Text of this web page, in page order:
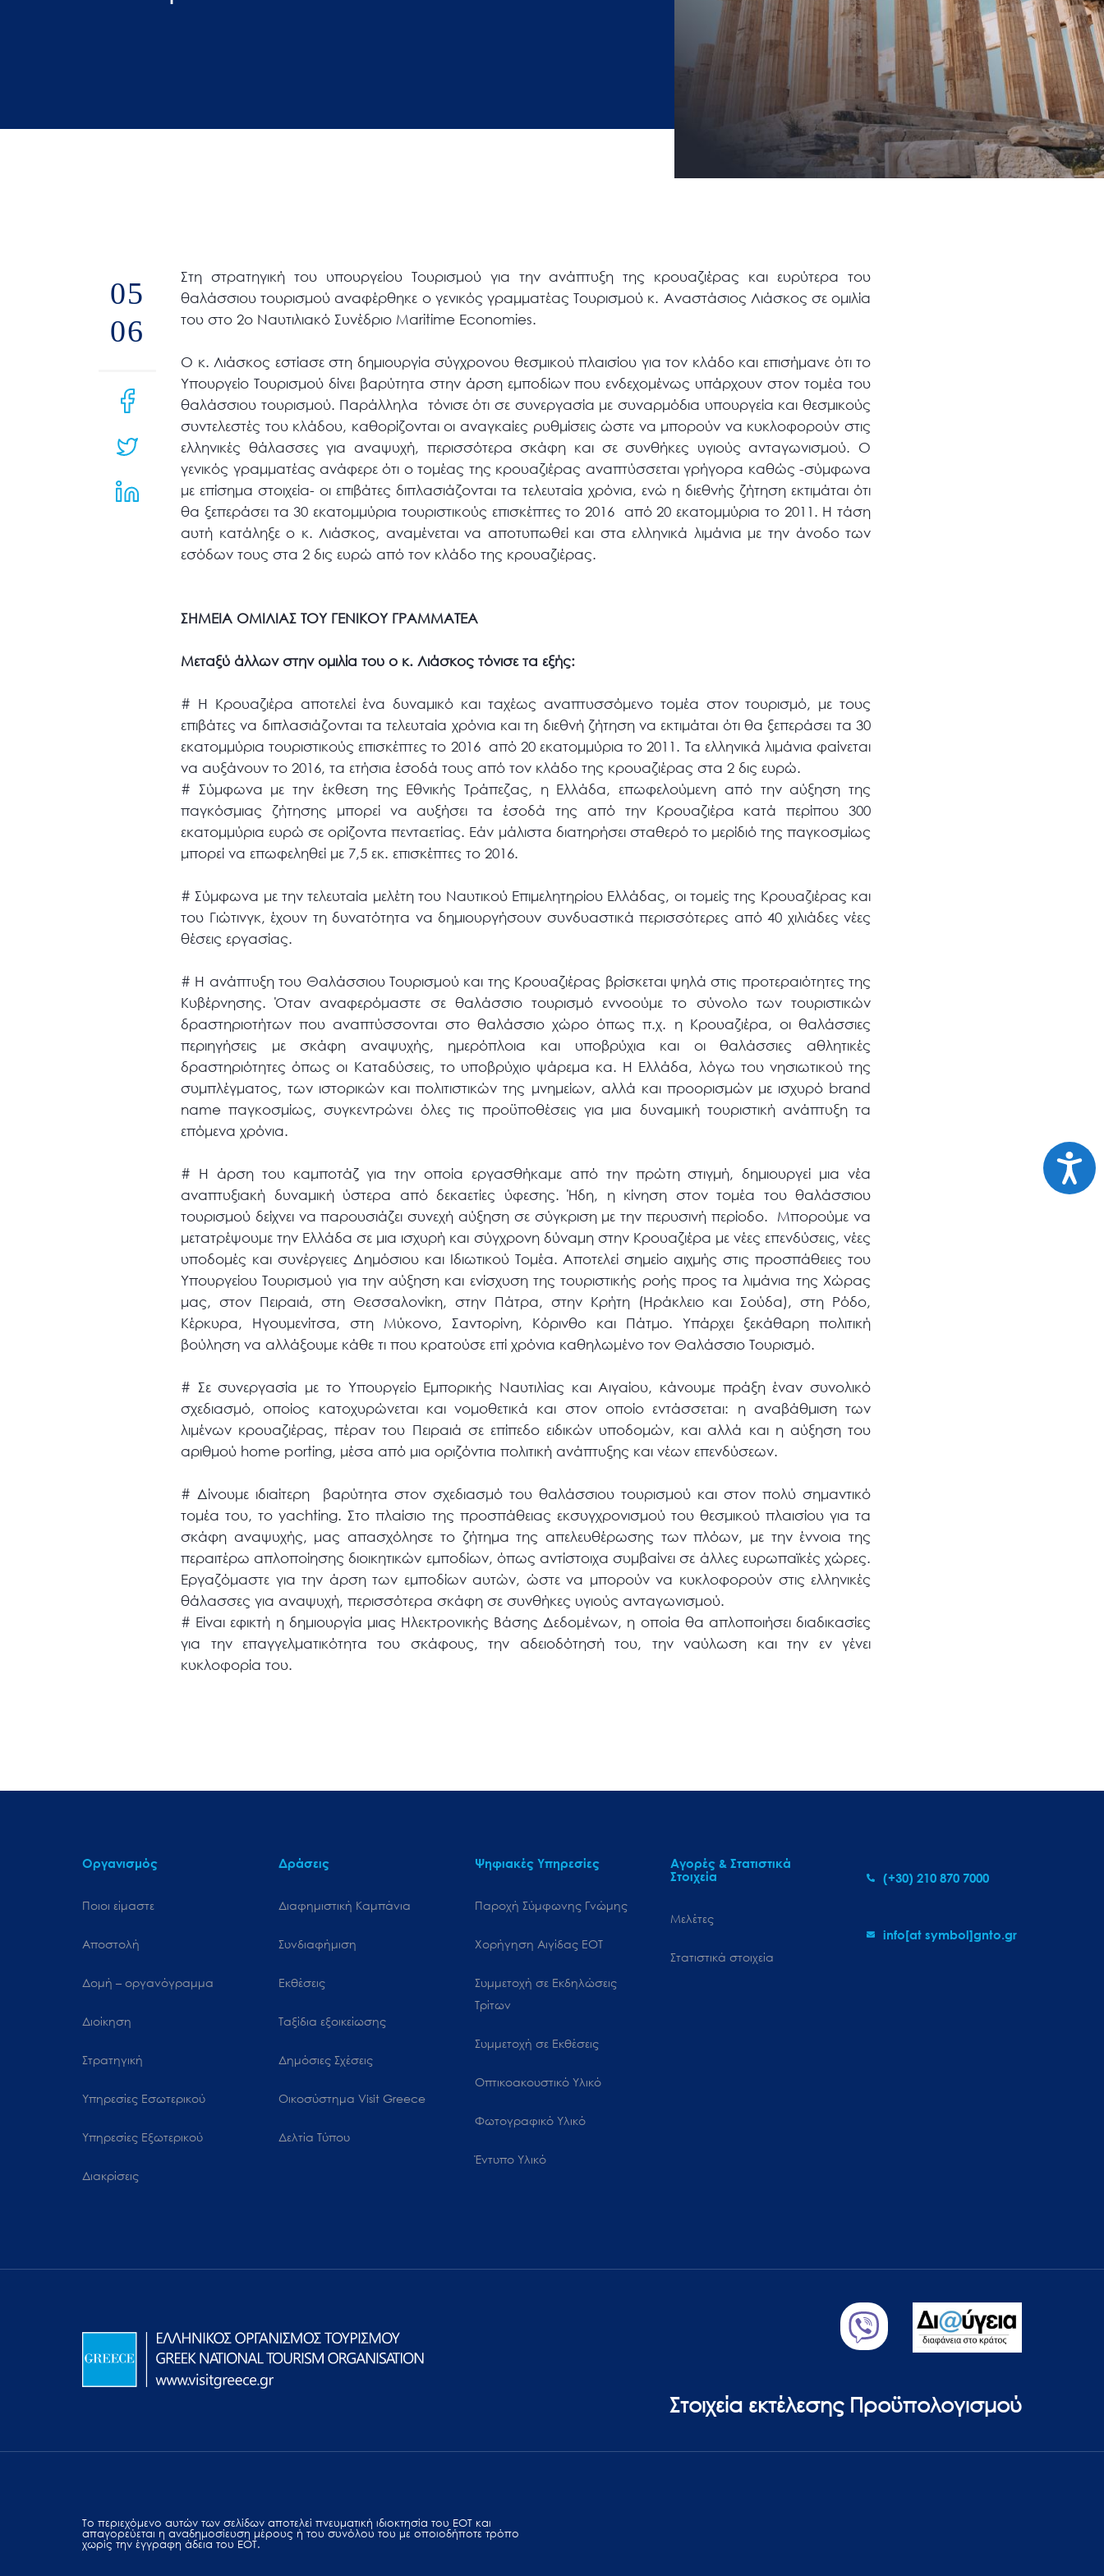
χρησιμοποιούν
05
06
Στη στρατηγική του υπουργείου Τουρισμού για την ανάπτυξη της κρουαζιέρας και ευρύτερα του
θαλάσσιου τουρισμού αναφέρθηκε ο γενικός γραμματέας Τουρισμού κ. Αναστάσιος Λιάσκος σε ομιλία
του στο 2ο Ναυτιλιακό Συνέδριο Maritime Economies.
Ο κ. Λιάσκος εστίασε στη δημιουργία σύγχρονου θεσμικού πλαισίου για τον κλάδο και επισήμανε ότι το
Υπουργείο Τουρισμού δίνει βαρύτητα στην άρση εμποδίων που ενδεχομένως υπάρχουν στον τομέα του
θαλάσσιου τουρισμού. Παράλληλα τόνισε ότι σε συνεργασία με συναρμόδια υπουργεία και θεσμικούς
συντελεστές του κλάδου, καθορίζονται οι αναγκαίες ρυθμίσεις ώστε να μπορούν να κυκλοφορούν στις
ελληνικές θάλασσες για αναψυχή, περισσότερα σκάφη και σε συνθήκες υγιούς ανταγωνισμού. Ο
γενικός γραμματέας ανάφερε ότι ο τομέας της κρουαζιέρας αναπτύσσεται γρήγορα καθώς -σύμφωνα
με επίσημα στοιχεία- οι επιβάτες διπλασιάζονται τα τελευταία χρόνια, ενώ η διεθνής ζήτηση εκτιμάται ότι
θα ξεπεράσει τα 30 εκατομμύρια τουριστικούς επισκέπτες το 2016 από 20 εκατομμύρια το 2011. Η τάση
αυτή κατάληξε ο κ. Λιάσκος, αναμένεται να αποτυπωθεί και στα ελληνικά λιμάνια με την άνοδο των
εσόδων τους στα 2 δις ευρώ από τον κλάδο της κρουαζιέρας.
ΣΗΜΕΙΑ ΟΜΙΛΙΑΣ ΤΟΥ ΓΕΝΙΚΟΥ ΓΡΑΜΜΑΤΕΑ
Μεταξύ άλλων στην ομιλία του ο κ. Λιάσκος τόνισε τα εξής:
# Η Κρουαζιέρα αποτελεί ένα δυναμικό και ταχέως αναπτυσσόμενο τομέα στον τουρισμό, με τους
επιβάτες να διπλασιάζονται τα τελευταία χρόνια και τη διεθνή ζήτηση να εκτιμάται ότι θα ξεπεράσει τα 30
εκατομμύρια τουριστικούς επισκέπτες το 2016 από 20 εκατομμύρια το 2011. Τα ελληνικά λιμάνια φαίνεται
να αυξάνουν το 2016, τα ετήσια έσοδά τους από τον κλάδο της κρουαζιέρας στα 2 δις ευρώ.
# Σύμφωνα με την έκθεση της Εθνικής Τράπεζας, η Ελλάδα, επωφελούμενη από την αύξηση της
παγκόσμιας ζήτησης μπορεί να αυξήσει τα έσοδά της από την Κρουαζιέρα κατά περίπου 300
εκατομμύρια ευρώ σε ορίζοντα πενταετίας. Εάν μάλιστα διατηρήσει σταθερό το μερίδιό της παγκοσμίως
μπορεί να επωφεληθεί με 7,5 εκ. επισκέπτες το 2016.
# Σύμφωνα με την τελευταία μελέτη του Ναυτικού Επιμελητηρίου Ελλάδας, οι τομείς της Κρουαζιέρας και
του Γιώτινγκ, έχουν τη δυνατότητα να δημιουργήσουν συνδυαστικά περισσότερες από 40 χιλιάδες νέες
θέσεις εργασίας.
# Η ανάπτυξη του Θαλάσσιου Τουρισμού και της Κρουαζιέρας βρίσκεται ψηλά στις προτεραιότητες της
Κυβέρνησης. Όταν αναφερόμαστε σε θαλάσσιο τουρισμό εννοούμε το σύνολο των τουριστικών
δραστηριοτήτων που αναπτύσσονται στο θαλάσσιο χώρο όπως π.χ. η Κρουαζιέρα, οι θαλάσσιες
περιηγήσεις με σκάφη αναψυχής, ημερόπλοια και υποβρύχια και οι θαλάσσιες αθλητικές
δραστηριότητες όπως οι Καταδύσεις, το υποβρύχιο ψάρεμα κα. Η Ελλάδα, λόγω του νησιωτικού της
συμπλέγματος, των ιστορικών και πολιτιστικών της μνημείων, αλλά και προορισμών με ισχυρό brand
name παγκοσμίως, συγκεντρώνει όλες τις προϋποθέσεις για μια δυναμική τουριστική ανάπτυξη τα
επόμενα χρόνια.
# Η άρση του καμποτάζ για την οποία εργασθήκαμε από την πρώτη στιγμή, δημιουργεί μια νέα
αναπτυξιακή δυναμική ύστερα από δεκαετίες ύφεσης. Ήδη, η κίνηση στον τομέα του θαλάσσιου
τουρισμού δείχνει να παρουσιάζει συνεχή αύξηση σε σύγκριση με την περυσινή περίοδο. Μπορούμε να
μετατρέψουμε την Ελλάδα σε μια ισχυρή και σύγχρονη δύναμη στην Κρουαζιέρα με νέες επενδύσεις, νέες
υποδομές και συνέργειες Δημόσιου και Ιδιωτικού Τομέα. Αποτελεί σημείο αιχμής στις προσπάθειες του
Υπουργείου Τουρισμού για την αύξηση και ενίσχυση της τουριστικής ροής προς τα λιμάνια της Χώρας
μας, στον Πειραιά, στη Θεσσαλονίκη, στην Πάτρα, στην Κρήτη (Ηράκλειο και Σούδα), στη Ρόδο,
Κέρκυρα, Ηγουμενίτσα, στη Μύκονο, Σαντορίνη, Κόρινθο και Πάτμο. Υπάρχει ξεκάθαρη πολιτική
βούληση να αλλάξουμε κάθε τι που κρατούσε επί χρόνια καθηλωμένο τον Θαλάσσιο Τουρισμό.
# Σε συνεργασία με το Υπουργείο Εμπορικής Ναυτιλίας και Αιγαίου, κάνουμε πράξη έναν συνολικό
σχεδιασμό, οποίος κατοχυρώνεται και νομοθετικά και στον οποίο εντάσσεται: η αναβάθμιση των
λιμένων κρουαζιέρας, πέραν του Πειραιά σε επίπεδο ειδικών υποδομών, και αλλά και η αύξηση του
αριθμού home porting, μέσα από μια οριζόντια πολιτική ανάπτυξης και νέων επενδύσεων.
# Δίνουμε ιδιαίτερη βαρύτητα στον σχεδιασμό του θαλάσσιου τουρισμού και στον πολύ σημαντικό
τομέα του, το yachting. Στο πλαίσιο της προσπάθειας εκσυγχρονισμού του θεσμικού πλαισίου για τα
σκάφη αναψυχής, μας απασχόλησε το ζήτημα της απελευθέρωσης των πλόων, με την έννοια της
περαιτέρω απλοποίησης διοικητικών εμποδίων, όπως αντίστοιχα συμβαίνει σε άλλες ευρωπαϊκές χώρες.
Εργαζόμαστε για την άρση των εμποδίων αυτών, ώστε να μπορούν να κυκλοφορούν στις ελληνικές
θάλασσες για αναψυχή, περισσότερα σκάφη σε συνθήκες υγιούς ανταγωνισμού.
# Είναι εφικτή η δημιουργία μιας Ηλεκτρονικής Βάσης Δεδομένων, η οποία θα απλοποιήσει διαδικασίες
για την επαγγελματικότητα του σκάφους, την αδειοδότησή του, την ναύλωση και την εν γένει
κυκλοφορία του.
Οργανισμός
Ποιοι είμαστε
Αποστολή
Δομή – οργανόγραμμα
Διοίκηση
Στρατηγική
Υπηρεσίες Εσωτερικού
Υπηρεσίες Εξωτερικού
Διακρίσεις
Δράσεις
Διαφημιστική Καμπάνια
Συνδιαφήμιση
Εκθέσεις
Ταξίδια εξοικείωσης
Δημόσιες Σχέσεις
Oικοσύστημα Visit Greece
Δελτία Τύπου
Ψηφιακές Υπηρεσίες
Παροχή Σύμφωνης Γνώμης
Χορήγηση Αιγίδας ΕΟΤ
Συμμετοχή σε Εκδηλώσεις
Τρίτων
Συμμετοχή σε Εκθέσεις
Οπτικοακουστικό Υλικό
Φωτογραφικό Υλικό
Έντυπο Υλικό
Αγορές & Στατιστικά
Στοιχεία
Μελέτες
Στατιστικά στοιχεία
(+30) 210 870 7000
info[at symbol]gnto.gr
Στοιχεία εκτέλεσης Προϋπολογισμού
Το περιεχόμενο αυτών των σελίδων αποτελεί πvευματική ιδιοκτησία του ΕΟΤ και
απαγορεύεται η αναδημοσίευση μέρους ή του συνόλου του με οποιοδήποτε τρόπο
χωρίς την έγγραφη άδεια του ΕΟΤ.